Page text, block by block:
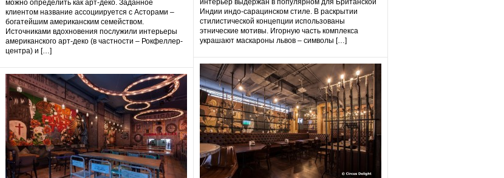
можно определить как арт-деко. Заданное
клиентом название ассоциируется с Асторами –
богатейшим американским семейством.
Источниками вдохновения послужили интерьеры
американского арт-деко (в частности – Рокфеллер-
центра) и […]
интерьер выдержан в популярном для Британской
Индии индо-сарацинском стиле. В раскрытии
стилистической концепции использованы
этнические мотивы. Игорную часть комплекса
украшают маскароны львов – символы […]